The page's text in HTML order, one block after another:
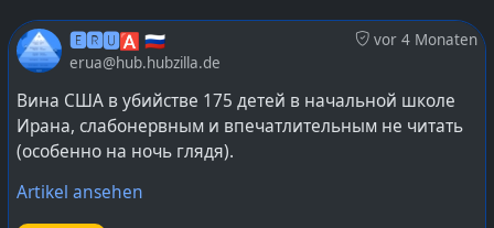
vor 4 Monaten
🅴🆁🆄🅰 🇷🇺
erua@hub.hubzilla.de
Вина США в убийстве 175 детей в начальной школе
Ирана, слабонервным и впечатлительным не читать
(особенно на ночь глядя).
Artikel ansehen